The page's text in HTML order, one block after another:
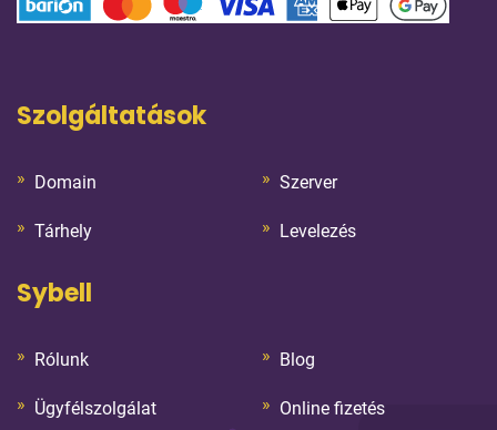
Szolgáltatások
Domain Szerver
Tárhely Levelezés
Sybell
Rólunk Blog
Ügyfélszolgálat Online fizetés